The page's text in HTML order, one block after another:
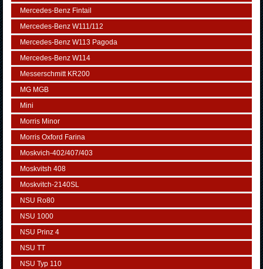
Mercedes-Benz Fintail
Mercedes-Benz W111/112
Mercedes-Benz W113 Pagoda
Mercedes-Benz W114
Messerschmitt KR200
MG MGB
Mini
Morris Minor
Morris Oxford Farina
Moskvich-402/407/403
Moskvitsh 408
Moskvitch-2140SL
NSU Ro80
NSU 1000
NSU Prinz 4
NSU TT
NSU Typ 110